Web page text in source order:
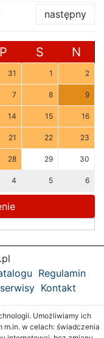
następny
P S N
31 1 2
7 8 9
14 15 16
21 22 23
28 29 30
4 5 6
Regulamin
Kontakt
Umożliwiamy ich
m.in. w celach: świadczenia